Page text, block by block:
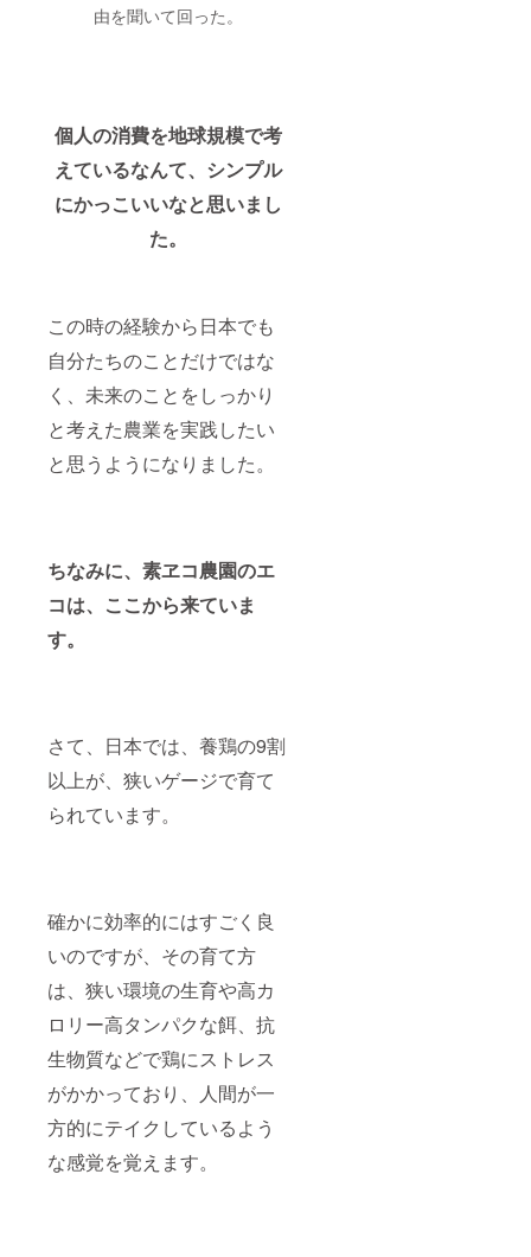
由を聞いて回った。
個人の消費を地球規模で考
えているなんて、シンプル
にかっこいいなと思いまし
た。
この時の経験から日本でも
自分たちのことだけではな
く、未来のことをしっかり
と考えた農業を実践したい
と思うようになりました。
ちなみに、素ヱコ農園のエ
コは、ここから来ていま
す。
さて、日本では、養鶏の9割
以上が、狭いゲージで育て
られています。
確かに効率的にはすごく良
いのですが、その育て方
は、狭い環境の生育や高カ
ロリー高タンパクな餌、抗
生物質などで鶏にストレス
がかかっており、人間が一
方的にテイクしているよう
な感覚を覚えます。